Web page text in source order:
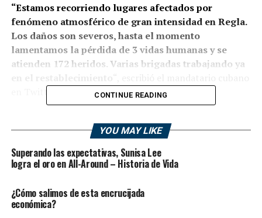
“Estamos recorriendo lugares afectados por
fenómeno atmosférico de gran intensidad en Regla.
Los daños son severos, hasta el momento
lamentamos la pérdida de 3 vidas humanas y se
atienden 172 heridos. Varias brigadas trabajando ya
Regla, Diez de Octubre y San Miguel del Padrón y
causó “cuantiosos daños en instalaciones públicas y
viviendas”, informaron las autoridades en un
comunicado.
También se han registrado“ligeras inundaciones en
CONTINUE READING
YOU MAY LIKE
Superando las expectativas, Sunisa Lee
logra el oro en All-Around – Historia de Vida
¿Cómo salimos de esta encrucijada
económica?